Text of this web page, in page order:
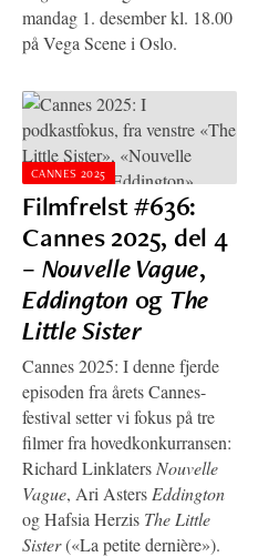
mandag 1. desember kl. 18.00
på Vega Scene i Oslo.
CANNES 2025
Filmfrelst #636:
Cannes 2025, del 4
– Nouvelle Vague,
Eddington og The
Little Sister
Cannes 2025: I denne fjerde
episoden fra årets Cannes-
festival setter vi fokus på tre
filmer fra hovedkonkurransen:
Richard Linklaters Nouvelle
Vague, Ari Asters Eddington
og Hafsia Herzis The Little
Sister(«La petite dernière»).